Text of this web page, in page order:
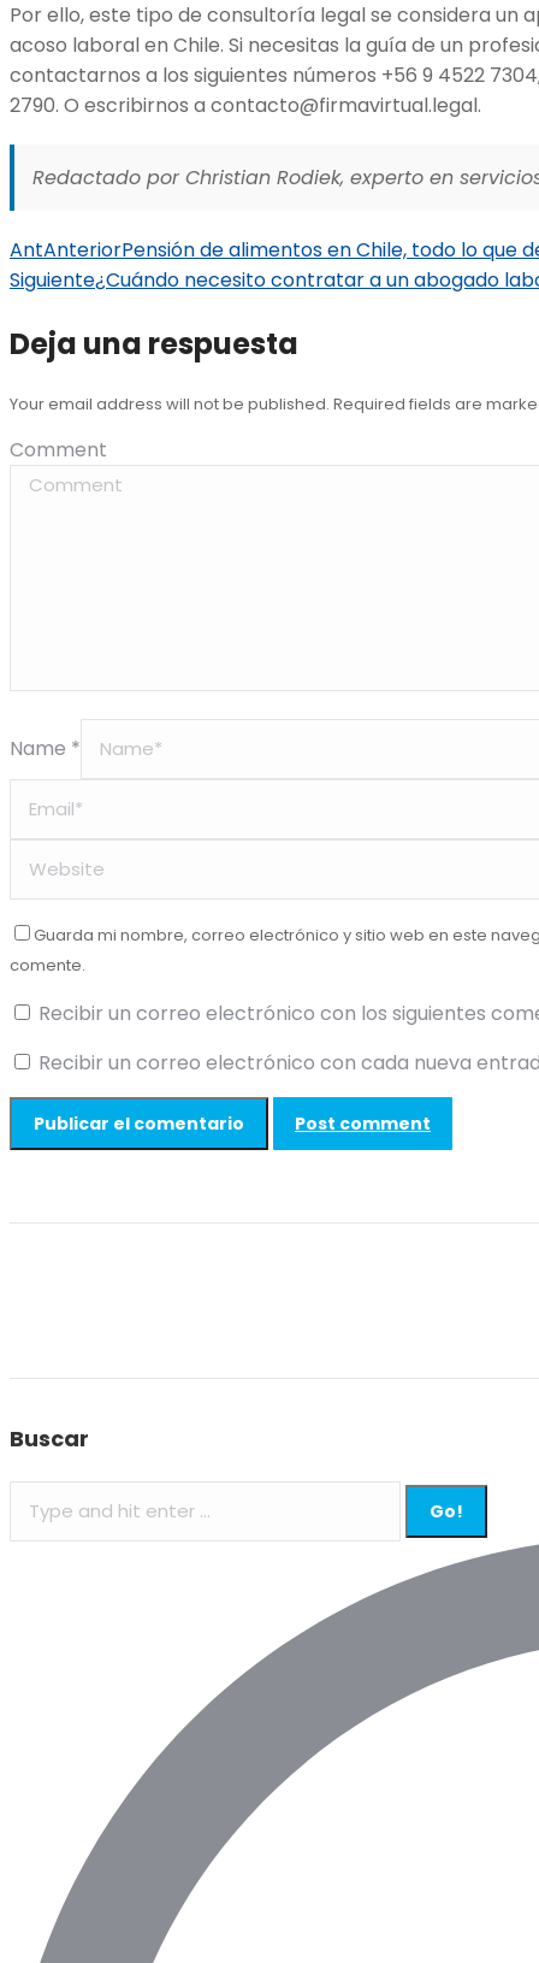
Por ello, este tipo de consultoría legal se considera un
acoso laboral en Chile. Si necesitas la guía de un
contactarnos a los siguientes números +56 9 4522
2790. O escribirnos a contacto@firmavirtual.legal.
Redactado por Christian Rodiek, experto en
AntAnteriorPensión de alimentos en Chile, todo lo que
Siguiente¿Cuándo necesito contratar a un abogado
Deja una respuesta
Your email address will not be published. Required fields are
Comment
Name *
Guarda mi nombre, correo electrónico y sitio web en este
comente.
Recibir un correo electrónico con los siguientes
Recibir un correo electrónico con cada nueva
Post comment
Buscar